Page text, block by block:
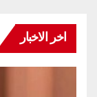
اخر الاخبار